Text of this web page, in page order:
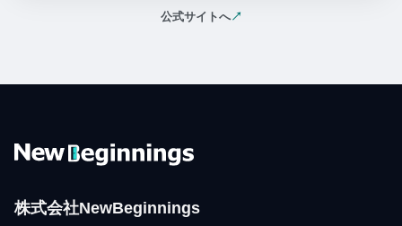
公式サイトへ↗
（新しいタブで開く）
株式会社NewBeginnings